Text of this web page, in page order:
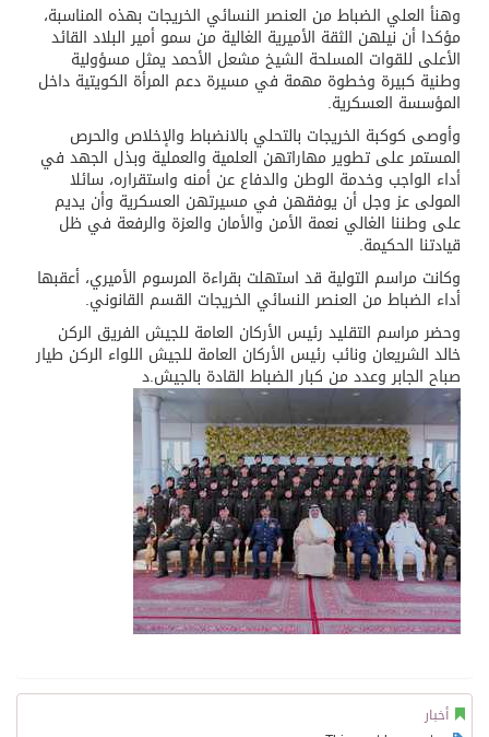
كسوة الكعبة تعتلي البيت العتيق
وهنأ العلي الضباط من العنصر النسائي الخريجات بهذه المناسبة،
مؤكدا أن نيلهن الثقة الأميرية الغالية من سمو أمير البلاد القائد
الأعلى للقوات المسلحة الشيخ مشعل الأحمد يمثل مسؤولية
وطنية كبيرة وخطوة مهمة في مسيرة دعم المرأة الكويتية داخل
المؤسسة العسكرية.
وأوصى كوكبة الخريجات بالتحلي بالانضباط والإخلاص والحرص
المستمر على تطوير مهاراتهن العلمية والعملية وبذل الجهد في
أداء الواجب وخدمة الوطن والدفاع عن أمنه واستقراره، سائلا
المولى عز وجل أن يوفقهن في مسيرتهن العسكرية وأن يديم
على وطننا الغالي نعمة الأمن والأمان والعزة والرفعة في ظل
قيادتنا الحكيمة.
وكانت مراسم التولية قد استهلت بقراءة المرسوم الأميري، أعقبها
أداء الضباط من العنصر النسائي الخريجات القسم القانوني.
وحضر مراسم التقليد رئيس الأركان العامة للجيش الفريق الركن
خالد الشريعان ونائب رئيس الأركان العامة للجيش اللواء الركن طيار
صباح الجابر وعدد من كبار الضباط القادة بالجيش.د
أخبار